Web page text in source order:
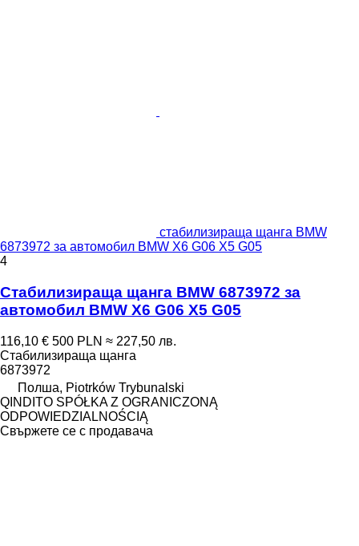
стабилизираща щанга BMW
6873972 за автомобил BMW X6 G06 X5 G05
4
Стабилизираща щанга BMW 6873972 за
автомобил BMW X6 G06 X5 G05
116,10 € 500 PLN ≈ 227,50 лв.
Стабилизираща щанга
6873972
Полша, Piotrków Trybunalski
QINDITO SPÓŁKA Z OGRANICZONĄ
ODPOWIEDZIALNOŚCIĄ
Свържете се с продавача